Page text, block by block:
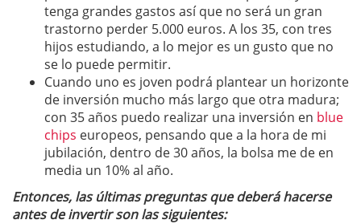
tenga grandes gastos así que no será un gran
trastorno perder 5.000 euros. A los 35, con tres
hijos estudiando, a lo mejor es un gusto que no
se lo puede permitir.
Cuando uno es joven podrá plantear un horizonte
de inversión mucho más largo que otra madura;
con 35 años puedo realizar una inversión en blue
chips europeos, pensando que a la hora de mi
jubilación, dentro de 30 años, la bolsa me de en
media un 10% al año.
Entonces, las últimas preguntas que deberá hacerse
antes de invertir son las siguientes: